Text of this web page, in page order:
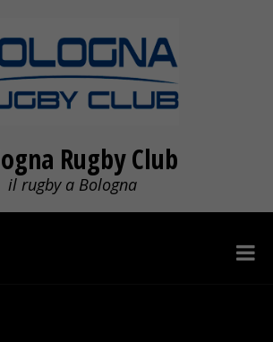
Rugby Club
il rugby a Bologna